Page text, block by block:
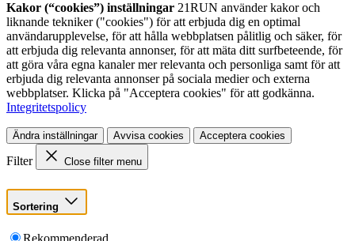
Kakor (“cookies”) inställningar 21RUN använder kakor och
liknande tekniker ("cookies") för att erbjuda dig en optimal
användarupplevelse, för att hålla webbplatsen pålitlig och säker, för
att erbjuda dig relevanta annonser, för att mäta ditt surfbeteende, för
att göra våra egna kanaler mer relevanta och personliga samt för att
erbjuda dig relevanta annonser på sociala medier och externa
webbplatser. Klicka på "Acceptera cookies" för att godkänna.
Integritetspolicy
Ändra inställningar Avvisa cookies Acceptera cookies
Filter Close filter menu
Sortering
Rekommenderad